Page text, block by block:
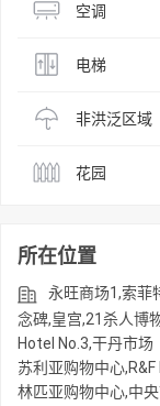
空调
电梯
非洪泛区域
花园
所在位置
永旺商场1,索菲
念碑,皇宫,21杀人博
Hotel No.3,干丹市
苏利亚购物中心,R&F
林匹亚购物中心,中